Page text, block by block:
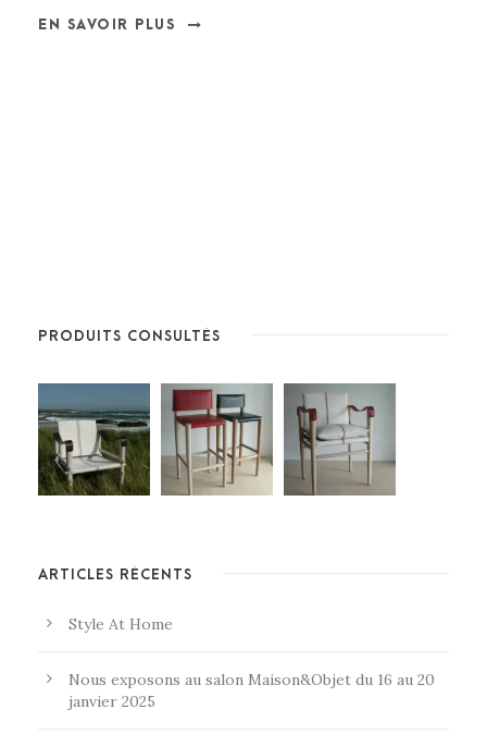
EN SAVOIR PLUS
PRODUITS CONSULTÉS
ARTICLES RÉCENTS
Style At Home
Nous exposons au salon Maison&Objet du 16 au 20
janvier 2025